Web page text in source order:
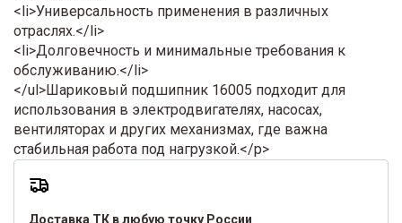
<li>Универсальность применения в различных
отраслях.</li>
<li>Долговечность и минимальные требования к
обслуживанию.</li>
</ul>Шариковый подшипник 16005 подходит для
использования в электродвигателях, насосах,
вентиляторах и других механизмах, где важна
стабильная работа под нагрузкой.</p>
Доставка ТК в любую точку России